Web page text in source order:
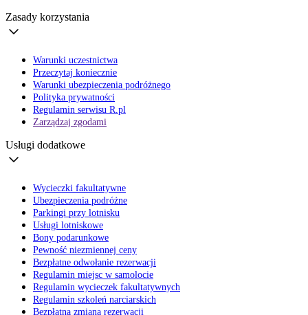
Zasady korzystania
Warunki uczestnictwa
Przeczytaj koniecznie
Warunki ubezpieczenia podróżnego
Polityka prywatności
Regulamin serwisu R.pl
Zarządzaj zgodami
Usługi dodatkowe
Wycieczki fakultatywne
Ubezpieczenia podróżne
Parkingi przy lotnisku
Usługi lotniskowe
Bony podarunkowe
Pewność niezmiennej ceny
Bezpłatne odwołanie rezerwacji
Regulamin miejsc w samolocie
Regulamin wycieczek fakultatywnych
Regulamin szkoleń narciarskich
Bezpłatna zmiana rezerwacji